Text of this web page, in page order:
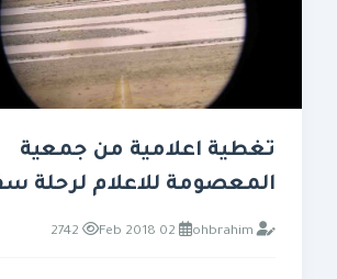
تغطية اعلامية من جمعية
المعصومة للاعلام لرحلة
ohbrahim